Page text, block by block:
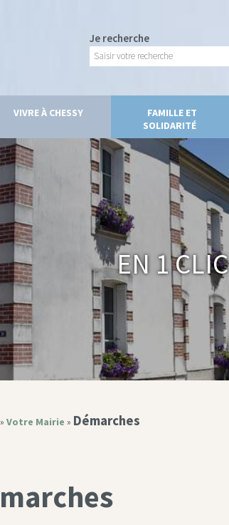
Je recherche
VIVRE À CHESSY
FAMILLE ET
SOLIDARITÉ
En 1 clic
» Votre Mairie » Démarches